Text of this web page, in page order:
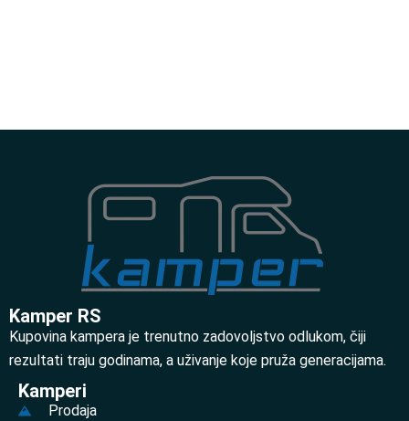
Kamper RS
Kupovina kampera je trenutno zadovoljstvo odlukom, čiji
rezultati traju godinama, a uživanje koje pruža generacijama.
Kamperi
Prodaja